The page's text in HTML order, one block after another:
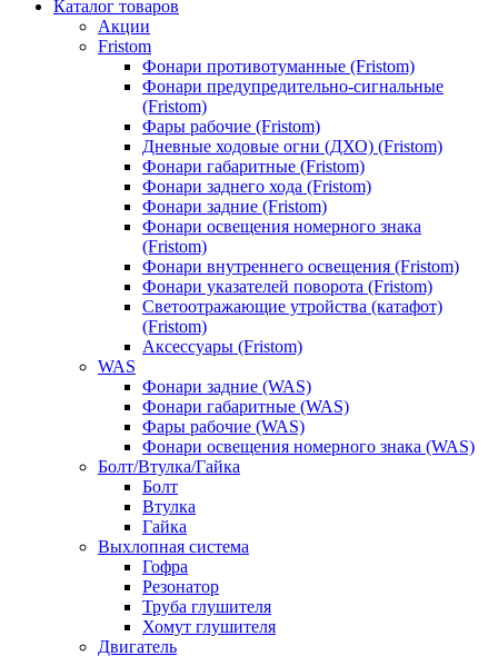
Каталог товаров
Акции
Fristom
Фонари противотуманные (Fristom)
Фонари предупредительно-сигнальные
(Fristom)
Фары рабочие (Fristom)
Дневные ходовые огни (ДХО) (Fristom)
Фонари габаритные (Fristom)
Фонари заднего хода (Fristom)
Фонари задние (Fristom)
Фонари освещения номерного знака
(Fristom)
Фонари внутреннего освещения (Fristom)
Фонари указателей поворота (Fristom)
Светоотражающие утройства (катафот)
(Fristom)
Аксессуары (Fristom)
WAS
Фонари задние (WAS)
Фонари габаритные (WAS)
Фары рабочие (WAS)
Фонари освещения номерного знака (WAS)
Болт/Втулка/Гайка
Болт
Втулка
Гайка
Выхлопная система
Гофра
Резонатор
Труба глушителя
Хомут глушителя
Двигатель